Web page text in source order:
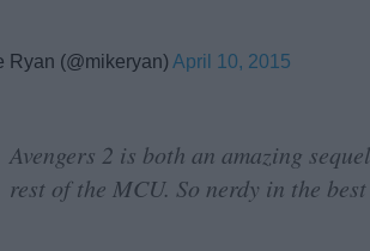
(@mikeryan) April 10, 2015
Avengers 2 is both an amazing
rest of the MCU. So nerdy in the